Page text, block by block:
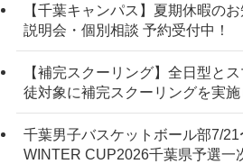
【千葉キャンパス】夏期休暇の
説明会・個別相談 予約受付中！
【補完スクーリング】全日型と
徒対象に補完スクーリングを実施
千葉男子バスケットボール部7/
WINTER CUP2026千葉県予選一